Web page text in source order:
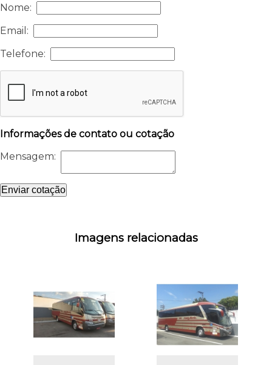
Nome:
Email:
Telefone:
Informações de contato ou cotação
Mensagem:
Enviar cotação
Imagens relacionadas